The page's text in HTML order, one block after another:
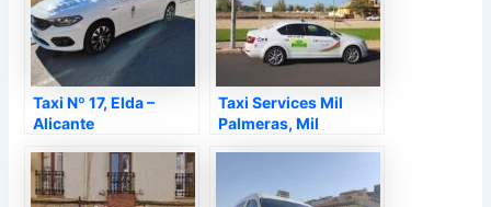
Taxi Nº 17, Elda –
Alicante
Taxi Services Mil
Palmeras, Mil